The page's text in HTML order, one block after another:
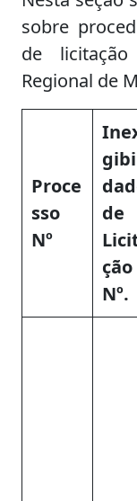
sobre
de
Regional de
Proce
sso
Nº
de
ção
Nº.